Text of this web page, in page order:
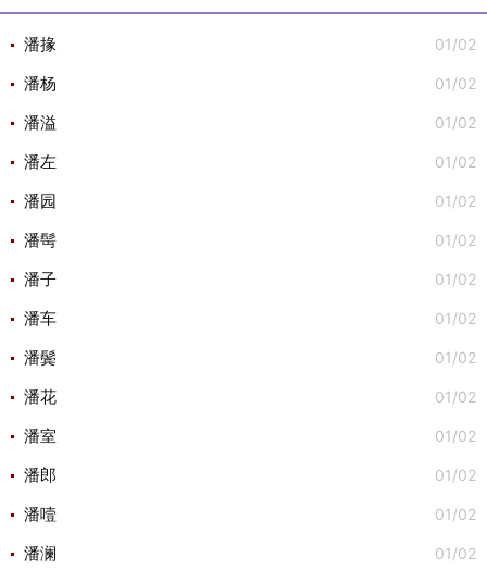
01/02
潘掾
01/02
潘杨
01/02
潘溢
01/02
潘左
01/02
潘园
01/02
潘髩
01/02
潘子
01/02
潘车
01/02
潘鬓
01/02
潘花
01/02
潘室
01/02
潘郎
01/02
潘噎
01/02
潘澜